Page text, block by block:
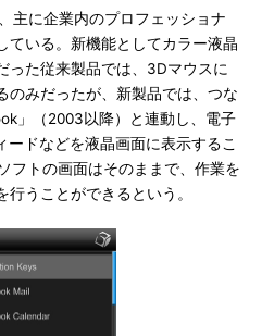
主に企業内のプロフェッショナ
ている。新機能としてカラー液晶
った従来製品では、3Dマウスに
のみだったが、新製品では、つな
」（2003以降）と連動し、電子
ードなどを液晶画面に表示するこ
フトの画面はそのままで、作業を
うことができるという。